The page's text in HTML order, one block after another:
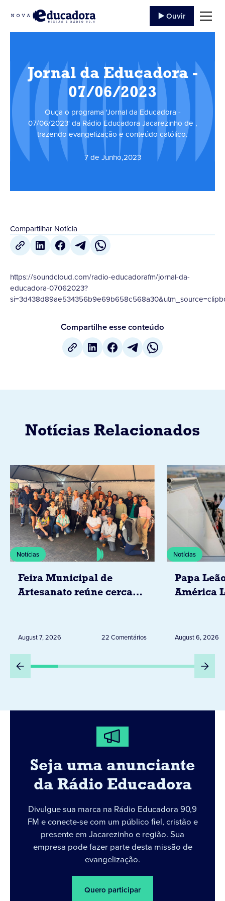
▶️ Ouvir
Jornal da Educadora -
07/06/2023
Ouça o programa 'Jornal da Educadora -
07/06/2023' da Rádio Educadora Jacarezinho de ,
trazendo evangelização e conteúdo católico.
7 de Junho,2023
Compartilhar Notícia
https://soundcloud.com/radio-educadorafm/jornal-da-
educadora-07062023?
Compartilhe esse conteúdo
Notícias Relacionados
Notícias
Feira Municipal de
Artesanato reúne cerca
August 7, 2026 22 Comentários
Notícias
Papa
América
Peru
August 6, 2026
Seja uma anunciante
da Rádio Educadora
Divulgue sua marca na Rádio Educadora 90,9
FM e conecte-se com um público fiel, cristão e
presente em Jacarezinho e região. Sua
empresa pode fazer parte desta missão de
evangelização.
Quero participar